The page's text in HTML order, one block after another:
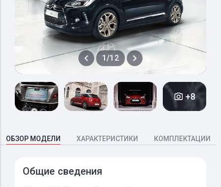
1/12
+8
ОБЗОР МОДЕЛИ ХАРАКТЕРИСТИКИ КОМПЛЕКТАЦИИ
Общие сведения